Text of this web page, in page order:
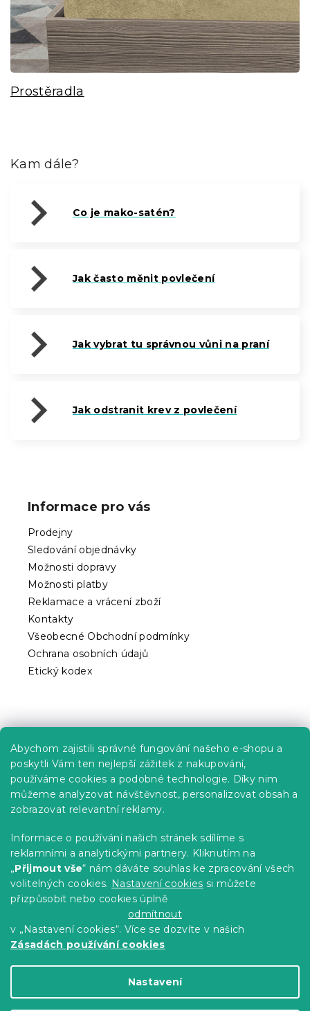
Abychom zajistili správné fungování našeho e-shopu a
poskytli Vám ten nejlepší zážitek z nakupování,
používáme cookies a podobné technologie. Díky nim
můžeme analyzovat návštěvnost, personalizovat obsah a
zobrazovat relevantní reklamy.
Informace o používání našich stránek sdílíme s
reklamními a analytickými partnery. Kliknutím na
„Přijmout vše“ nám dáváte souhlas ke zpracování všech
volitelných cookies. Nastavení cookies si můžete
přizpůsobit nebo cookies úplně
odmítnout
v „Nastavení cookies“. Více se dozvíte v našich
Zásadách používání cookies
Nastavení
Prostěradla
Kam dále?
Co je mako-satén?
Jak často měnit povlečení
Jak vybrat tu správnou vůni na praní
Jak odstranit krev z povlečení
Informace pro vás
Prodejny
Sledování objednávky
Možnosti dopravy
Možnosti platby
Reklamace a vrácení zboží
Kontakty
Všeobecné Obchodní podmínky
Ochrana osobních údajů
Etický kodex
Kariéra
Poptávky a B2B spolupráce
Proč se u nás registrovat?
Věrnostní program - Sleva až 10 %
Návody
Tabulky velikostí
Blog